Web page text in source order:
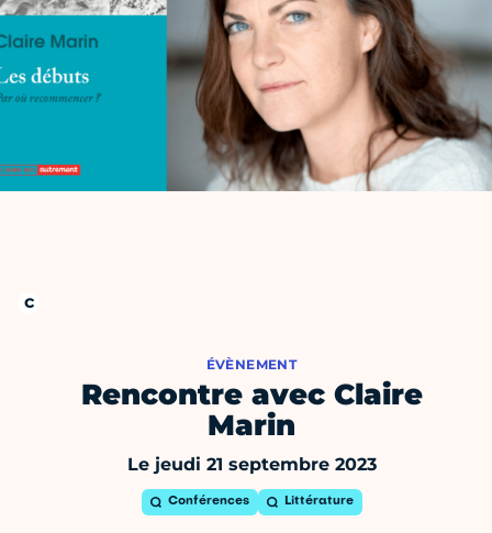
ÉVÈNEMENT
Rencontre avec Claire
Marin
Le jeudi 21 septembre 2023
Conférences Littérature